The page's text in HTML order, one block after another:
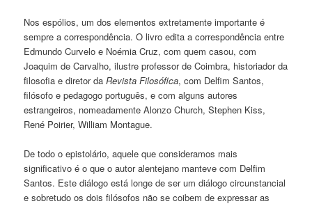
Nos espólios, um dos elementos extretamente importante é
sempre a correspondência. O livro edita a correspondência entre
Edmundo Curvelo e Noémia Cruz, com quem casou, com
Joaquim de Carvalho, ilustre professor de Coimbra, historiador da
filosofia e diretor daRevista Filosófica, com Delfim Santos,
filósofo e pedagogo português, e com alguns autores
estrangeiros, nomeadamente Alonzo Church, Stephen Kiss,
René Poirier, William Montague.
De todo o epistolário, aquele que consideramos mais
significativo é o que o autor alentejano manteve com Delfim
Santos. Este diálogo está longe de ser um diálogo circunstancial
e sobretudo os dois filósofos não se coibem de expressar as